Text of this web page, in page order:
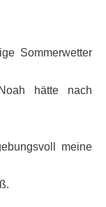
Sommerwetter
hätte nach
meine